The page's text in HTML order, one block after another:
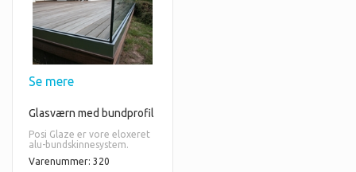
Se mere
Glasværn med bundprofil
Posi Glaze er vore eloxeret
alu-bundskinnesystem.
Varenummer: 320